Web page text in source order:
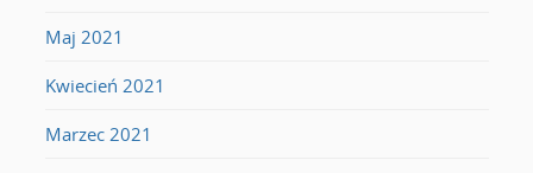
Maj 2021
Kwiecień 2021
Marzec 2021